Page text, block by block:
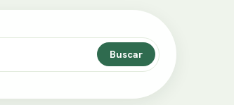
Buscar